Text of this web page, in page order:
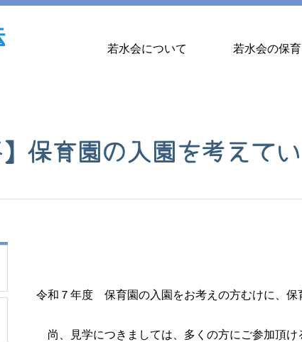
若水会について 若水会の保育
】保育園の入園を考えて
令和７年度 保育園の入園をお考えの方むけに、保
尚、見学につきましては、多くの方にご参加頂